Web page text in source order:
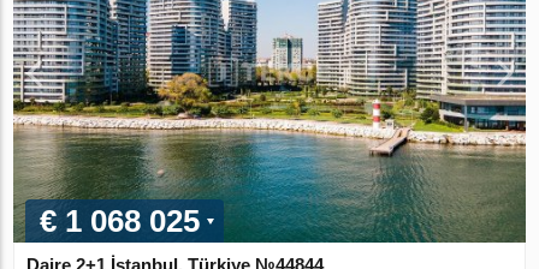
€ 1 068 025